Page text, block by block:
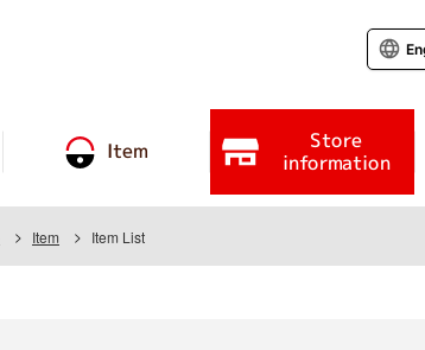
Item Store
information
Item Item List